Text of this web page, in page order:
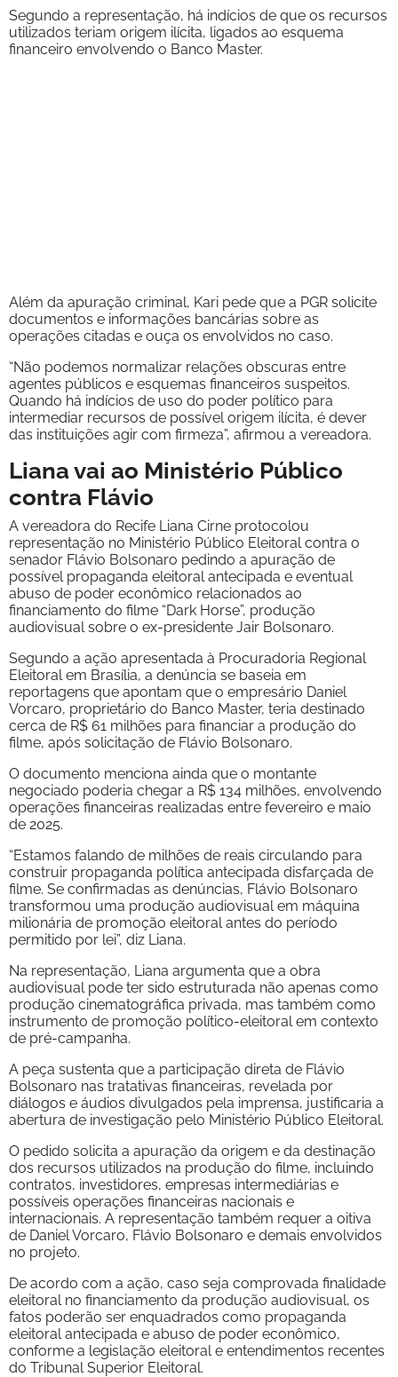
Segundo a representação, há indícios de que os recursos
utilizados teriam origem ilícita, ligados ao esquema
financeiro envolvendo o Banco Master.
Além da apuração criminal, Kari pede que a PGR solicite
documentos e informações bancárias sobre as
operações citadas e ouça os envolvidos no caso.
“Não podemos normalizar relações obscuras entre
agentes públicos e esquemas financeiros suspeitos.
Quando há indícios de uso do poder político para
intermediar recursos de possível origem ilícita, é dever
das instituições agir com firmeza”, afirmou a vereadora.
Liana vai ao Ministério Público
contra Flávio
A vereadora do Recife Liana Cirne protocolou
representação no Ministério Público Eleitoral contra o
senador Flávio Bolsonaro pedindo a apuração de
possível propaganda eleitoral antecipada e eventual
abuso de poder econômico relacionados ao
financiamento do filme “Dark Horse”, produção
audiovisual sobre o ex-presidente Jair Bolsonaro.
Segundo a ação apresentada à Procuradoria Regional
Eleitoral em Brasília, a denúncia se baseia em
reportagens que apontam que o empresário Daniel
Vorcaro, proprietário do Banco Master, teria destinado
cerca de R$ 61 milhões para financiar a produção do
filme, após solicitação de Flávio Bolsonaro.
O documento menciona ainda que o montante
negociado poderia chegar a R$ 134 milhões, envolvendo
operações financeiras realizadas entre fevereiro e maio
de 2025.
“Estamos falando de milhões de reais circulando para
construir propaganda política antecipada disfarçada de
filme. Se confirmadas as denúncias, Flávio Bolsonaro
transformou uma produção audiovisual em máquina
milionária de promoção eleitoral antes do período
permitido por lei”, diz Liana.
Na representação, Liana argumenta que a obra
audiovisual pode ter sido estruturada não apenas como
produção cinematográfica privada, mas também como
instrumento de promoção político-eleitoral em contexto
de pré-campanha.
A peça sustenta que a participação direta de Flávio
Bolsonaro nas tratativas financeiras, revelada por
diálogos e áudios divulgados pela imprensa, justificaria a
abertura de investigação pelo Ministério Público Eleitoral.
O pedido solicita a apuração da origem e da destinação
dos recursos utilizados na produção do filme, incluindo
contratos, investidores, empresas intermediárias e
possíveis operações financeiras nacionais e
internacionais. A representação também requer a oitiva
de Daniel Vorcaro, Flávio Bolsonaro e demais envolvidos
no projeto.
De acordo com a ação, caso seja comprovada finalidade
eleitoral no financiamento da produção audiovisual, os
fatos poderão ser enquadrados como propaganda
eleitoral antecipada e abuso de poder econômico,
conforme a legislação eleitoral e entendimentos recentes
do Tribunal Superior Eleitoral.